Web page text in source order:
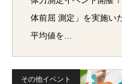
体前屈 測定」を実施い
平均値を…
その他イベント